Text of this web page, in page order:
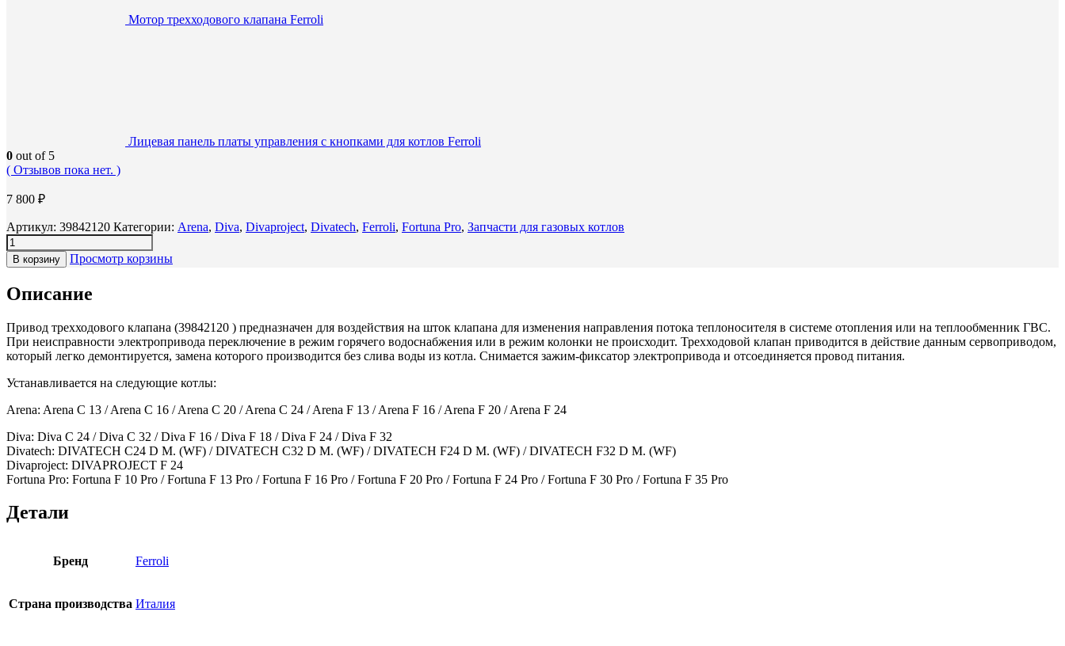
Мотор трехходового клапана Ferroli
Лицевая панель платы управления с кнопками для котлов Ferroli
0 out of 5
( Отзывов пока нет. )
7 800 ₽
Артикул: 39842120 Категории: Arena, Diva, Divaproject, Divatech, Ferroli, Fortuna Pro, Запчасти для газовых котлов
В корзину Просмотр корзины
Описание
Привод трехходового клапана (39842120 ) предназначен для воздействия на шток клапана для изменения направления потока теплоносителя в системе отопления или на теплообменник ГВС.
При неисправности электропривода переключение в режим горячего водоснабжения или в режим колонки не происходит. Трехходовой клапан приводится в действие данным сервоприводом,
который легко демонтируется, замена которого производится без слива воды из котла. Снимается зажим-фиксатор электропривода и отсоединяется провод питания.
Устанавливается на следующие котлы:
Arena: Arena C 13 / Arena C 16 / Arena C 20 / Arena C 24 / Arena F 13 / Arena F 16 / Arena F 20 / Arena F 24
Diva: Diva C 24 / Diva C 32 / Diva F 16 / Diva F 18 / Diva F 24 / Diva F 32
Divatech: DIVATECH C24 D M. (WF) / DIVATECH C32 D M. (WF) / DIVATECH F24 D M. (WF) / DIVATECH F32 D M. (WF)
Divaproject: DIVAPROJECT F 24
Fortuna Pro: Fortuna F 10 Pro / Fortuna F 13 Pro / Fortuna F 16 Pro / Fortuna F 20 Pro / Fortuna F 24 Pro / Fortuna F 30 Pro / Fortuna F 35 Pro
Детали
Бренд Ferroli
Страна производства Италия